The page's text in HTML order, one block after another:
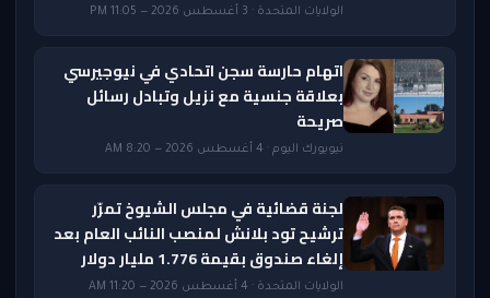
الولايات المتحدة · 3 أغسطس 2026 — 11:05 PM
اتهام حارسة سجن اتحادي في نيوجيرسي
بعلاقة جنسية مع نزيل وتبادل رسائل
صريحة
نيويورك اليوم · 4 أغسطس 2026 — 8:20 AM
لجنة قضائية في مجلس الشيوخ تمرّر
ترشيح تود بلانش لمنصب النائب العام بعد
إلغاء صندوق بقيمة 1.776 مليار دولار
الولايات المتحدة · 4 أغسطس 2026 — 11:20 AM